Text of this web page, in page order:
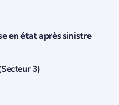
en état après sinistre
3)